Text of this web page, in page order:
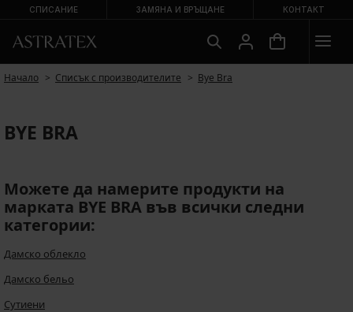
СПИСАНИЕ ЗАМЯНА И ВРЪЩАНЕ КОНТАКТ
Начало Списък с производителите Bye Bra
BYE BRA
Можете да намерите продукти на
марката BYE BRA във всички следни
категории:
Дамско облекло
Дамско бельо
Сутиени